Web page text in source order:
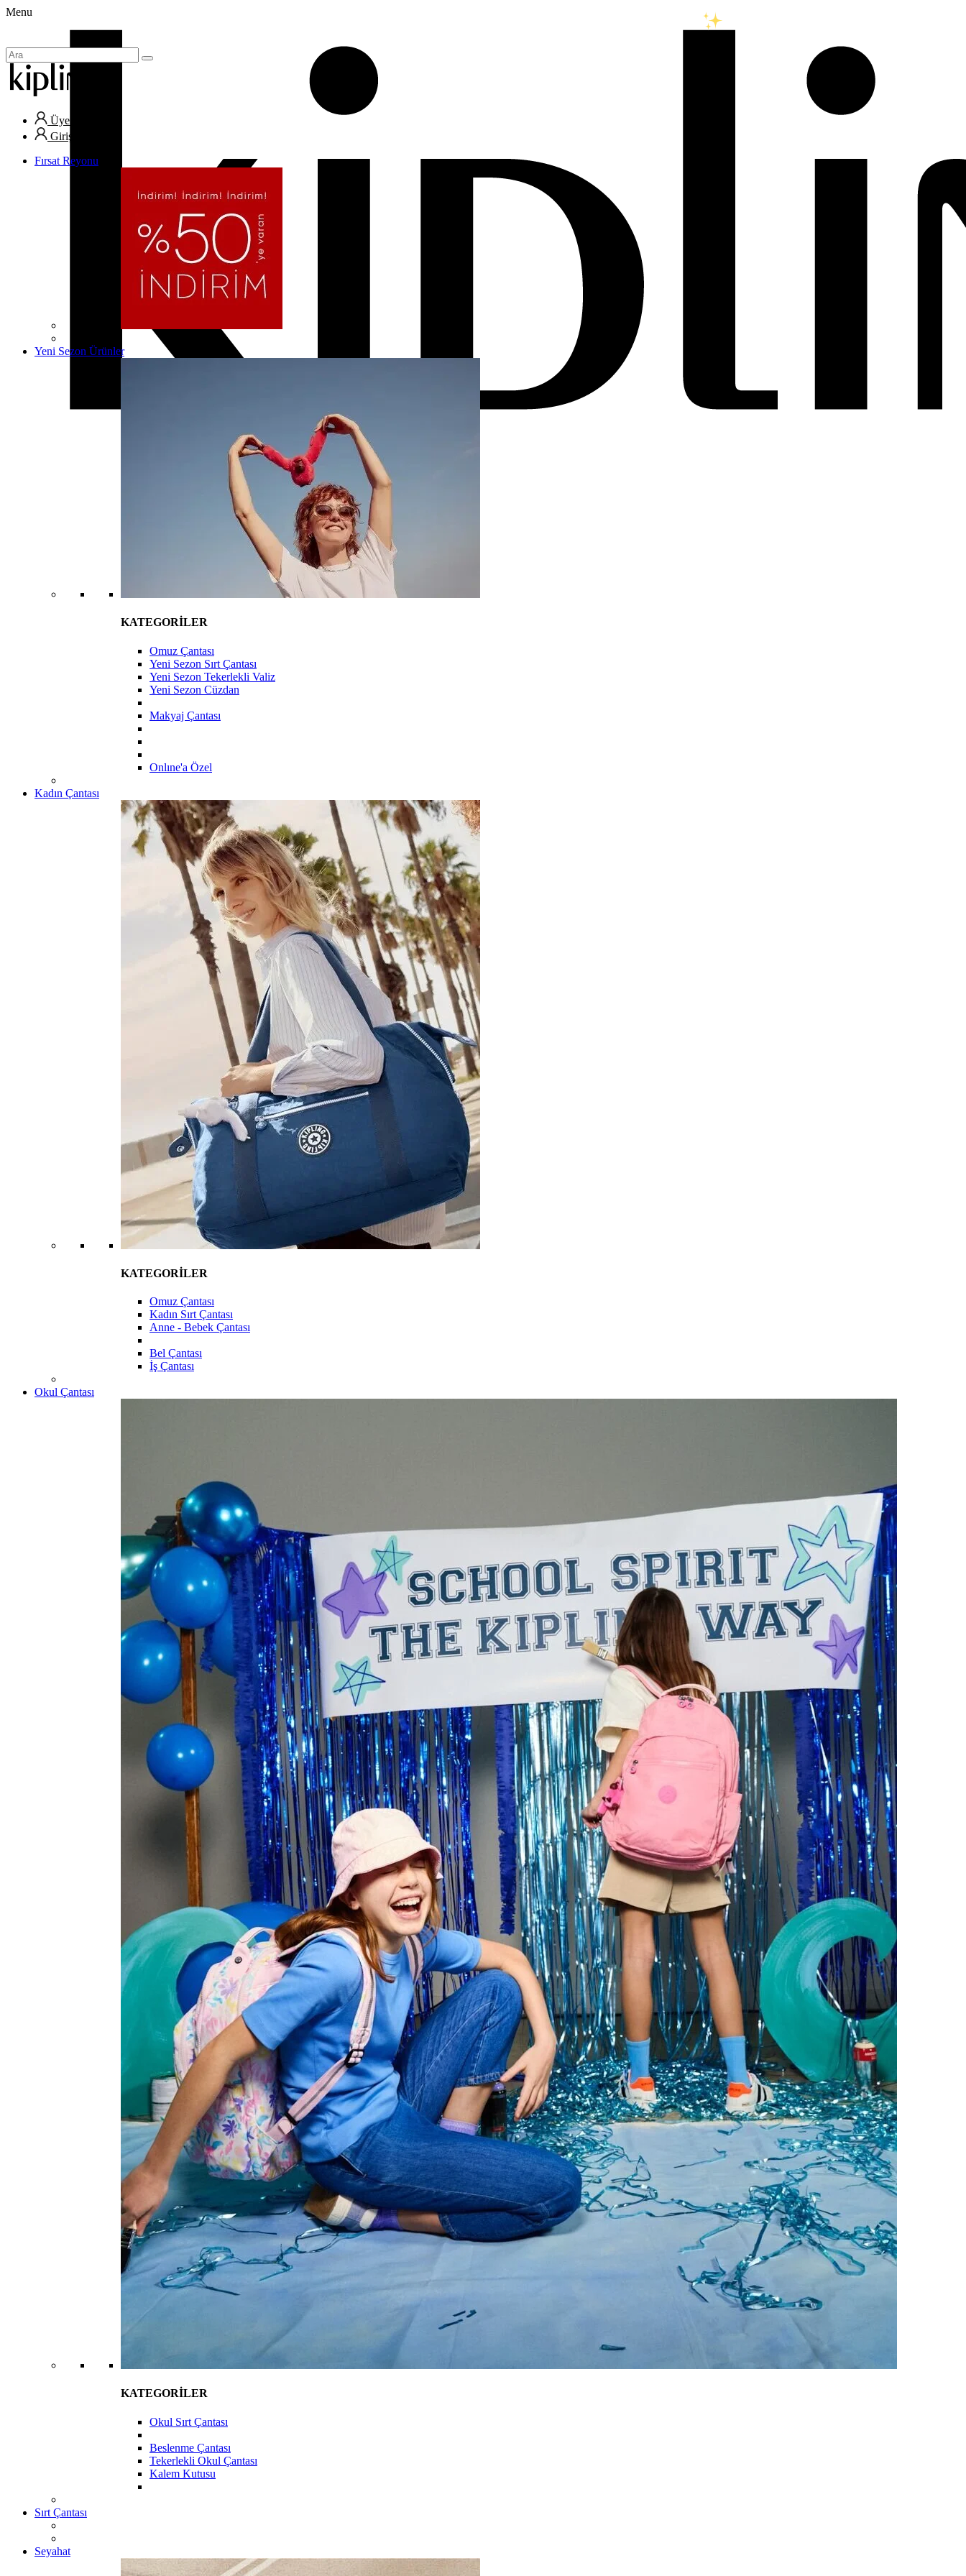
Menu
Üye Ol
Giriş Yap
Fırsat Reyonu
Yeni Sezon Ürünler
KATEGORİLER
Omuz Çantası
Yeni Sezon Sırt Çantası
Yeni Sezon Tekerlekli Valiz
Yeni Sezon Cüzdan
Makyaj Çantası
Onlıne'a Özel
Kadın Çantası
KATEGORİLER
Omuz Çantası
Kadın Sırt Çantası
Anne - Bebek Çantası
Bel Çantası
İş Çantası
Okul Çantası
KATEGORİLER
Okul Sırt Çantası
Beslenme Çantası
Tekerlekli Okul Çantası
Kalem Kutusu
Sırt Çantası
Seyahat